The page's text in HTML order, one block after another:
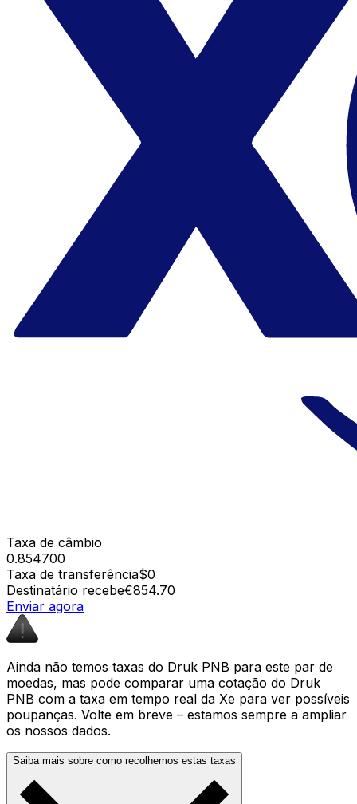
Taxa de câmbio
0.854700
Taxa de transferência$0
Destinatário recebe€854.70
Enviar agora
Ainda não temos taxas do Druk PNB para este par de
moedas, mas pode comparar uma cotação do Druk
PNB com a taxa em tempo real da Xe para ver possíveis
poupanças. Volte em breve – estamos sempre a ampliar
os nossos dados.
Saiba mais sobre como recolhemos estas taxas